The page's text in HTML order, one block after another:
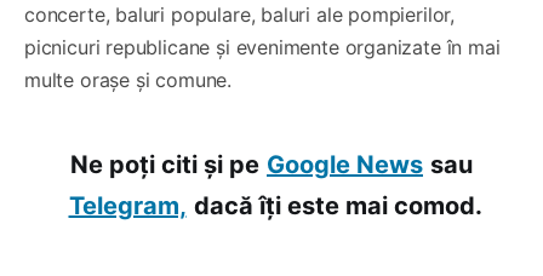
concerte, baluri populare, baluri ale pompierilor,
picnicuri republicane și evenimente organizate în mai
multe orașe și comune.
Ne poți citi și pe Google News sau
Telegram, dacă îți este mai comod.